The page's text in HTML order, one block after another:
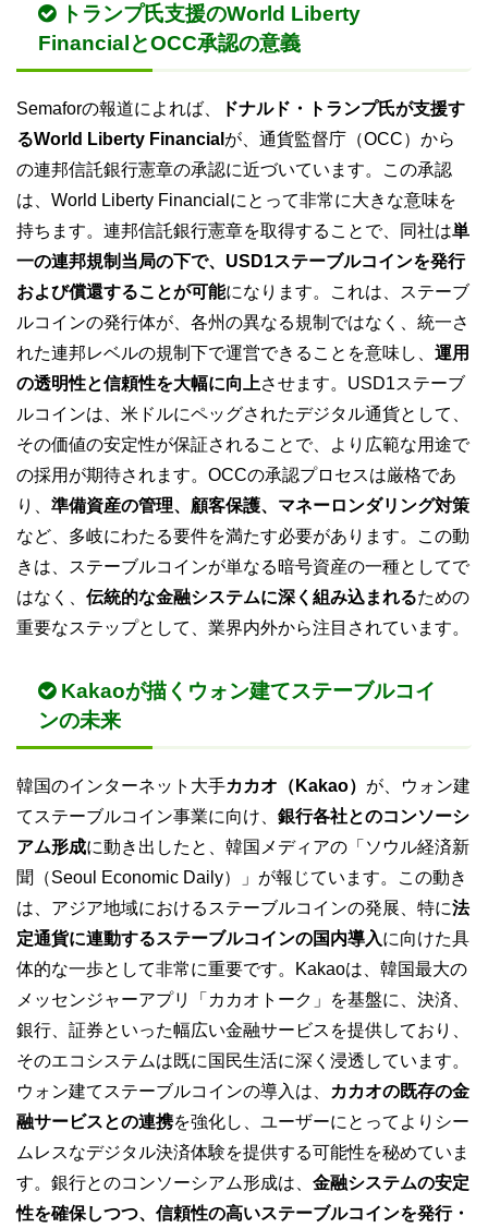
トランプ氏支援のWorld Liberty
FinancialとOCC承認の意義
Semaforの報道によれば、
ドナルド・トランプ氏が支援す
るWorld Liberty Financial が、通貨監督庁（OCC）から
の連邦信託銀行憲章の承認に近づいています。この承認
は、World Liberty Financialにとって非常に大きな意味を
持ちます。連邦信託銀行憲章を取得することで、同社は単
一の連邦規制当局の下で、USD1ステーブルコインを発行
および償還することが可能になります。これは、ステーブ
ルコインの発行体が、各州の異なる規制ではなく、統一さ
れた連邦レベルの規制下で運営できることを意味し、 運用
の透明性と信頼性を大幅に向上させます。USD1ステーブ
ルコインは、米ドルにペッグされたデジタル通貨として、
その価値の安定性が保証されることで、より広範な用途で
の採用が期待されます。OCCの承認プロセスは厳格であ
り、 準備資産の管理、顧客保護、マネーロンダリング対策
など、多岐にわたる要件を満たす必要があります。この動
きは、ステーブルコインが単なる暗号資産の一種としてで
はなく、 伝統的な金融システムに深く組み込まれるための
重要なステップとして、業界内外から注目されています。
Kakaoが描くウォン建てステーブルコイ
ンの未来
韓国のインターネット大手カカオ（Kakao） が、ウォン建
てステーブルコイン事業に向け、 銀行各社とのコンソーシ
アム形成に動き出したと、韓国メディアの「ソウル経済新
聞（Seoul Economic Daily）」が報じています。この動き
は、アジア地域におけるステーブルコインの発展、特に法
定通貨に連動するステーブルコインの国内導入に向けた具
体的な一歩として非常に重要です。Kakaoは、韓国最大の
メッセンジャーアプリ「カカオトーク」を基盤に、決済、
銀行、証券といった幅広い金融サービスを提供しており、
そのエコシステムは既に国民生活に深く浸透しています。
ウォン建てステーブルコインの導入は、
カカオの既存の金
融サービスとの連携を強化し、ユーザーにとってよりシー
ムレスなデジタル決済体験を提供する可能性を秘めていま
す。銀行とのコンソーシアム形成は、 金融システムの安定
性を確保しつつ、信頼性の高いステーブルコインを発行・